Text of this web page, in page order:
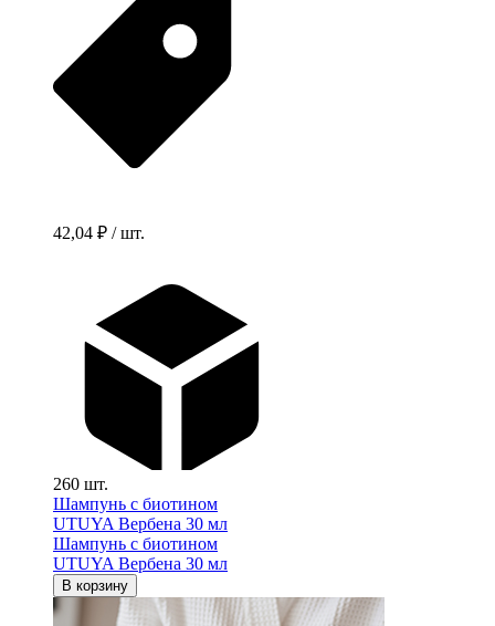
42,04 ₽ / шт.
260 шт.
Шампунь с биотином
UTUYA Вербена 30 мл
Шампунь с биотином
UTUYA Вербена 30 мл
В корзину